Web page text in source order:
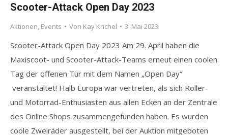
Scooter-Attack Open Day 2023
Aktionen, Events Von Kay Krichel 3. Mai 2023
Scooter-Attack Open Day 2023 Am 29. April haben die
Maxiscoot- und Scooter-Attack-Teams erneut einen coolen
Tag der offenen Tür mit dem Namen „Open Day“
veranstaltet! Halb Europa war vertreten, als sich Roller-
und Motorrad-Enthusiasten aus allen Ecken an der Zentrale
des Online Shops zusammengefunden haben. Es wurden
coole Zweiräder ausgestellt, bei der Auktion mitgeboten